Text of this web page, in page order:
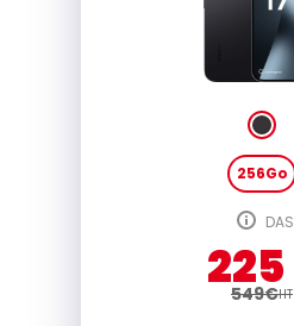
256Go
DAS
225
549€HT